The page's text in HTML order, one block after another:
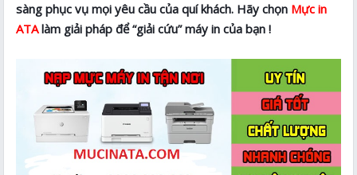
sàng phục vụ mọi yêu cầu của quí khách. Hãy chọn Mực in
ATAlàm giải pháp để “giải cứu” máy in của bạn !